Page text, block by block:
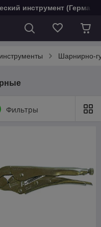
инструмент
Шарнирно-
Фильтры